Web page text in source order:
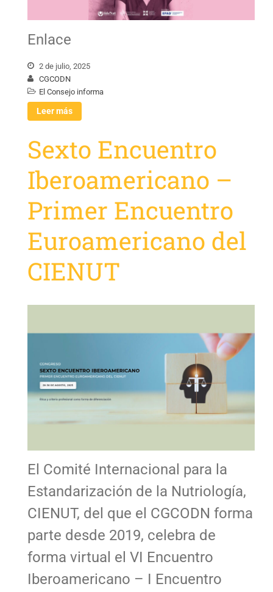
Enlace
2 de julio, 2025
CGCODN
El Consejo informa
Leer más
Sexto Encuentro
Iberoamericano –
Primer Encuentro
Euroamericano del
CIENUT
El Comité Internacional para la
Estandarización de la Nutriología,
CIENUT, del que el CGCODN forma
parte desde 2019, celebra de
forma virtual el VI Encuentro
Iberoamericano – I Encuentro